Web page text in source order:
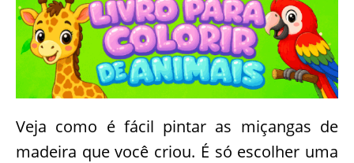
Veja como é fácil pintar as miçangas de
madeira que você criou. É só escolher uma